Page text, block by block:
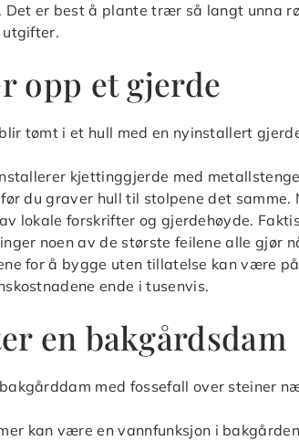
Det er best å plante trær så langt unna
utgifter.
opp et gjerde
kjettinggjerde med
du graver hull til stolpene det
lokale forskrifter og gjerdehøyde.
noen av de største feilene alle gjør
for å bygge uten tillatelse kan være
ende i tusenvis.
en bakgårdsdam
kan være en vannfunksjon i